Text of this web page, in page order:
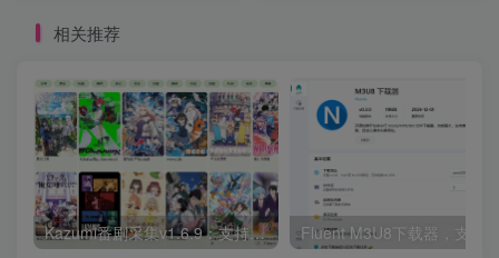
相关推荐
Kazumi番剧采集v1.6.9：支持自定义规则+在线观看+弹幕，跨平台下载 Fluent M3U8下载器，支持